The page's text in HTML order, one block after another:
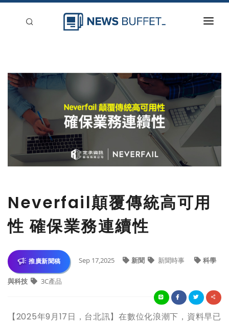
登入
刊登
Neverfail顛覆傳統高可用
性 確保業務連續性
推廣新聞稿 Sep 17,2025 新聞 新聞時事 科學
與科技 3C產品
【2025年9月17日，台北訊】在數位化浪潮下，資料早已